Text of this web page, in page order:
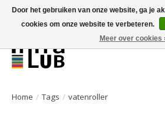
Minder stilstand, meer rendement!
Home / Tags / vatenroller
Door het gebruiken van onze website, ga je
cookies om onze website te verbeteren.
Meer over cookies